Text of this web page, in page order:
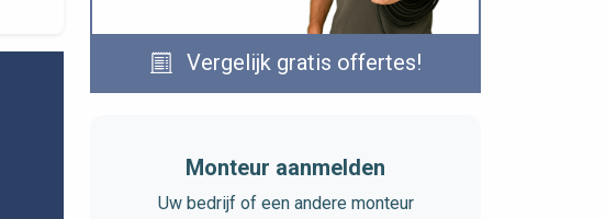
Vergelijk gratis offertes!
Monteur aanmelden
Uw bedrijf of een andere monteur